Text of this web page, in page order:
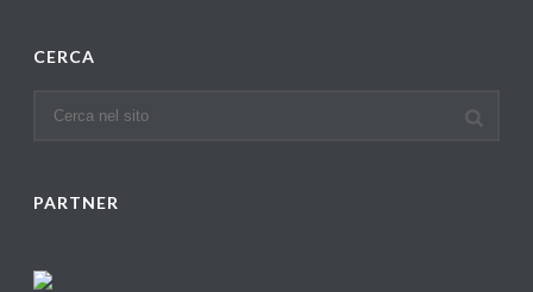
CERCA
PARTNER